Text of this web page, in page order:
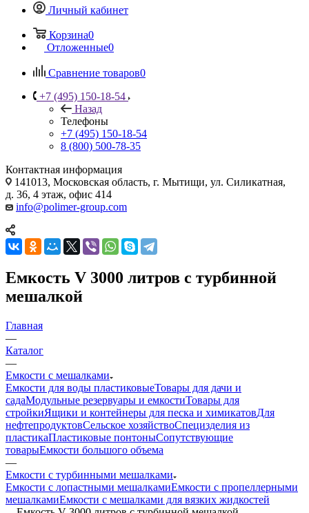
Личный кабинет
Корзина0
Отложенные0
Сравнение товаров0
+7 (495) 150-18-54
Назад
Телефоны
+7 (495) 150-18-54
8 (800) 500-78-35
Контактная информация
141013, Московская область, г. Мытищи, ул. Силикатная,
д. 36, 4 этаж, офис 414
info@polimer-group.com
Емкость V 3000 литров с турбинной
мешалкой
Главная
—
Каталог
—
Емкости с мешалками
Емкости для воды пластиковыеТовары для дачи и
садаМодульные резервуары и емкостиТовары для
стройкиЯщики и контейнеры для песка и химикатовДля
нефтепродуктовСельское хозяйствоСпецизделия из
пластикаПластиковые понтоныСопутствующие
товарыЕмкости большого объема
—
Емкости с турбинными мешалками
Емкости с лопастными мешалкамиЕмкости с пропеллерными
мешалкамиЕмкости с мешалками для вязких жидкостей